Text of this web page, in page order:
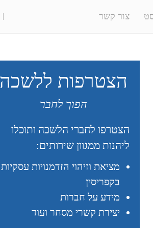
צור קשר
הצטרפות ללשכה
הפוך לחבר
הצטרפו לחברי הלשכה ותוכלו
ליהנות ממגוון שירותים:
מציאת וזיהוי הזדמנויות עסקיות
בקפריסין
מידע על חברות
יצירת קשרי מסחר ועוד